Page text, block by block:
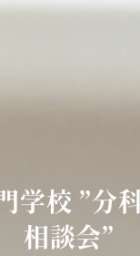
学校 ”分
相談会”